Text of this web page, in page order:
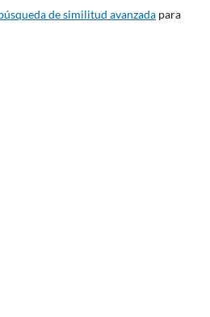
de similitud avanzadapara